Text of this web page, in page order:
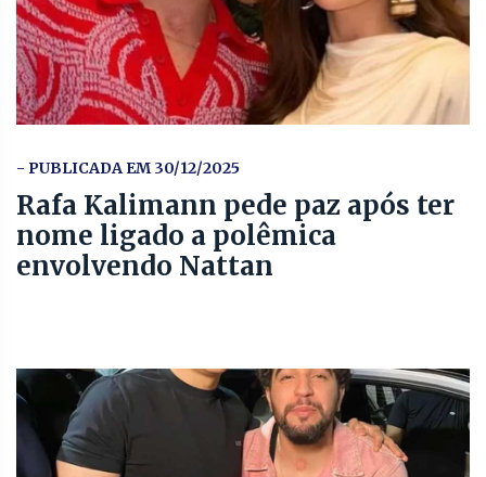
- PUBLICADA EM 30/12/2025
Rafa Kalimann pede paz após ter
nome ligado a polêmica
envolvendo Nattan